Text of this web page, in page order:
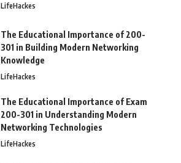
LifeHackes
The Educational Importance of 200-
301 in Building Modern Networking
Knowledge
LifeHackes
The Educational Importance of Exam
200-301 in Understanding Modern
Networking Technologies
LifeHackes